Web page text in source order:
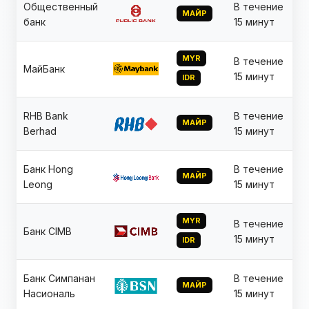
Общественный
банк
МАЙР
В течение
15 минут
МайБанк
MYR
IDR
В течение
15 минут
RHB Bank
Berhad
МАЙР
В течение
15 минут
Банк Hong
Leong
МАЙР
В течение
15 минут
Банк CIMB
MYR
IDR
В течение
15 минут
Банк Симпанан
Насиональ
МАЙР
В течение
15 минут